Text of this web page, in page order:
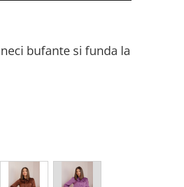
bufante si funda la